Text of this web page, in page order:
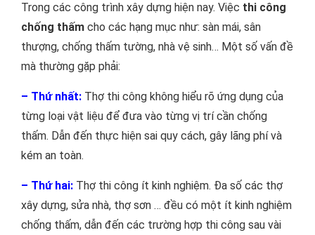
Trong các công trình xây dựng hiện nay. Việc thi công
chống thấm cho các hạng mục như: sàn mái, sân
thượng, chống thấm tường, nhà vệ sinh… Một số vấn đề
mà thường gặp phải:
– Thứ nhất: Thợ thi công không hiểu rõ ứng dụng của
từng loại vật liệu để đưa vào từng vị trí cần chống
thấm. Dẫn đến thực hiện sai quy cách, gây lãng phí và
kém an toàn.
– Thứ hai: Thợ thi công ít kinh nghiệm. Đa số các thợ
xây dựng, sửa nhà, thợ sơn … đều có một ít kinh nghiệm
chống thấm, dẫn đến các trường hợp thi công sau vài